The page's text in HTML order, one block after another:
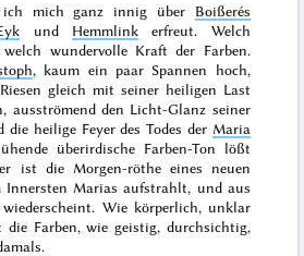
ich mich ganz innig über Boißerés
und Hemmlink erfreut. Welch
wundervolle Kraft der Farben.
, kaum ein paar Spannen hoch,
gleich mit seiner heiligen Last
ausströmend den Licht-Glanz seiner
heilige Feyer des Todes der Maria
überirdische Farben-Ton lößt
ist die Morgen-röthe eines neuen
Innersten Marias aufstrahlt, und aus
Wie körperlich, unklar
Farben, wie geistig, durchsichtig,